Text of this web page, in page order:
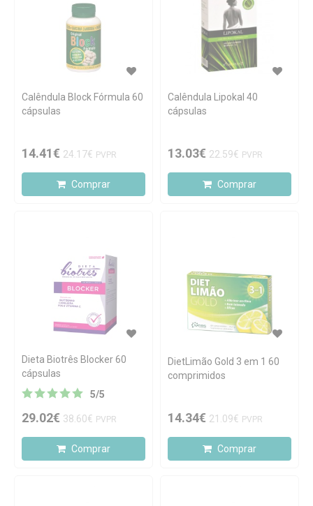
Calêndula Block Fórmula 60
cápsulas
14.41€ 24.17€ PVPR
Comprar
Calêndula Lipokal 40
cápsulas
13.03€ 22.59€ PVPR
Comprar
Dieta Biotrês Blocker 60
cápsulas
5/5
29.02€ 38.60€ PVPR
Comprar
DietLimão Gold 3 em 1 60
comprimidos
14.34€ 21.09€ PVPR
Comprar